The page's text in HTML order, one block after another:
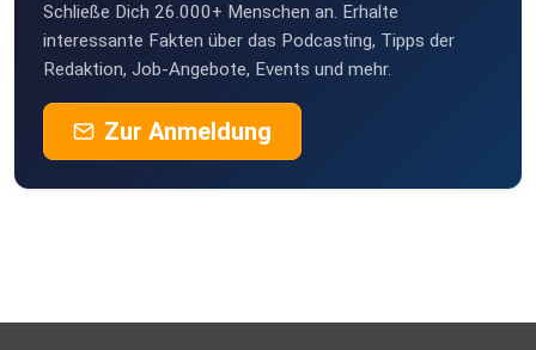
Schließe Dich 26.000+ Menschen an. Erhalte
interessante Fakten über das Podcasting, Tipps der
Redaktion, Job-Angebote, Events und mehr.
Zur Anmeldung